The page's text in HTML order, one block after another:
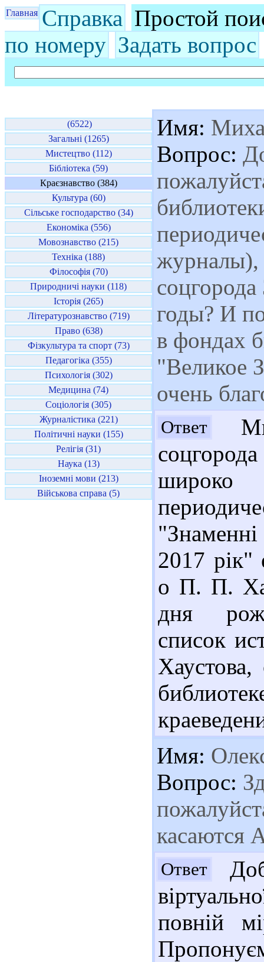
Главная Справка Простой
по номеру Задать вопрос
(6522)
Загальні (1265)
Мистецтво (112)
Бібліотека (59)
Краєзнавство (384)
Культура (60)
Сільське господарство (34)
Економіка (556)
Мовознавство (215)
Техніка (188)
Філософія (70)
Природничі науки (118)
Історія (265)
Літературознавство (719)
Право (638)
Фізкультура та спорт (73)
Педагогіка (355)
Психологія (302)
Медицина (74)
Соціологія (305)
Журналістика (221)
Політичні науки (155)
Релігія (31)
Наука (13)
Іноземні мови (213)
Військова справа (5)
Имя:
Вопрос:
журналы),
годы? И
в фондах
"Великое
очень
Ответ
широко
2017 рік"
о П. П.
дня
список
Имя:
Вопрос:
касаются
Ответ
повній